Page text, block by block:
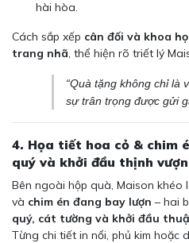
hài hòa.
Cách sắp xếp cân đối và khoa
trang nhã, thể hiện rõ triết lý
“Quà tặng không chỉ là
sự trân trọng được gửi
4. Họa tiết hoa cỏ & chim
quý và khởi đầu thịnh
Bên ngoài hộp quà, Maison khéo
và chim én đang bay lượn – hai
quý, cát tường và khởi đầu
Từng chi tiết in nổi, phủ kim hoặc